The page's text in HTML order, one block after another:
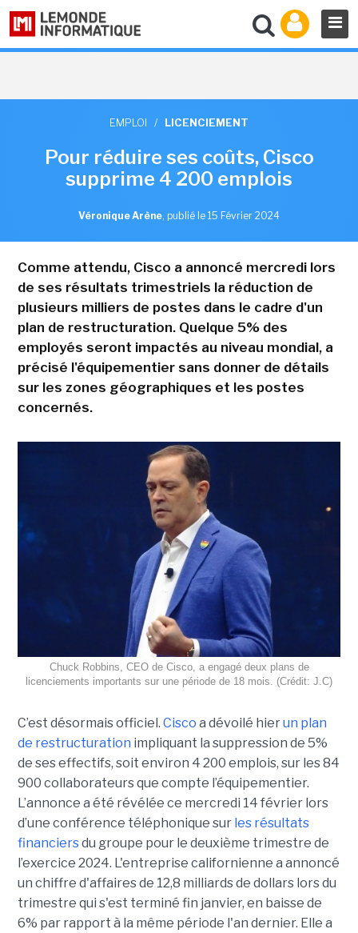
EMPLOI / LICENCIEMENT
Pour réduire ses coûts, Cisco
supprime 4 200 emplois
Véronique Arène, publié le 15 Février 2024
Comme attendu, Cisco a annoncé mercredi lors
de ses résultats trimestriels la réduction de
plusieurs milliers de postes dans le cadre d'un
plan de restructuration. Quelque 5% des
employés seront impactés au niveau mondial, a
précisé l'équipementier sans donner de détails
sur les zones géographiques et les postes
concernés.
Chuck Robbins, CEO de Cisco, a engagé deux plans de
licenciements importants sur une période de 18 mois. (Crédit: J.C)
C’est désormais officiel. Cisco a dévoilé hierun plan
de restructuration impliquant la suppression de 5%
de ses effectifs, soit environ 4 200 emplois, sur les 84
900 collaborateurs que compte l’équipementier.
L’annonce a été révélée ce mercredi 14 février lors
d’une conférence téléphonique sur les résultats
financiersdu groupe pour le deuxième trimestre de
l’exercice 2024. L'entreprise californienne a annoncé
un chiffre d'affaires de 12,8 milliards de dollars lors du
trimestre qui s'est terminé fin janvier, en baisse de
6% par rapport à la même période l'an dernier. Elle a